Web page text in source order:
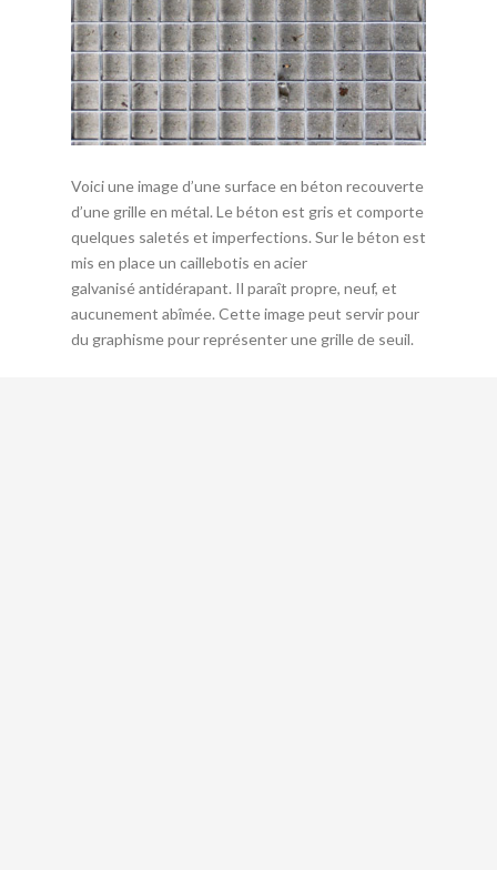
Voici une image d’une surface en béton recouverte
d’une grille en métal. Le béton est gris et comporte
quelques saletés et imperfections. Sur le béton est
mis en place un caillebotis en acier
galvanisé antidérapant. Il paraît propre, neuf, et
aucunement abîmée. Cette image peut servir pour
du graphisme pour représenter une grille de seuil.